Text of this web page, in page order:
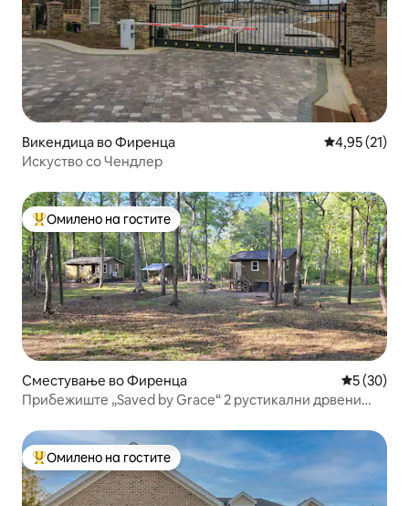
Викендица во Фиренца Просечна
4,95 (21)
Искуство со Чендлер
Меѓу најуспешните „Омилени на гостите“
Омилено на гостите
Сместување во Фиренца Просечна
5 (30)
Прибежиште „Saved by Grace“ 2 рустикални дрвени
Меѓу најуспешните „Омилени на гостите“
Омилено на гостите